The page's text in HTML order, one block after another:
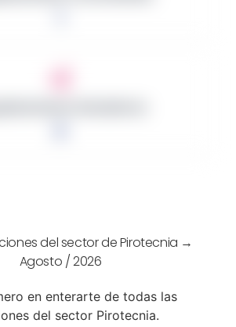
del sector de Pirotecnia →
Agosto / 2026
en enterarte de todas las
del sector Pirotecnia.